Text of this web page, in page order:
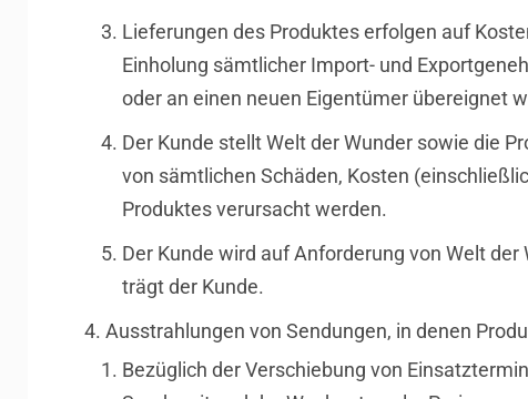
Lieferungen des Produktes erfolgen auf
Einholung sämtlicher Import- und
oder an einen neuen Eigentümer übereignet
Der Kunde stellt Welt der Wunder sowie die
von sämtlichen Schäden, Kosten
Produktes verursacht werden.
Der Kunde wird auf Anforderung von Welt
trägt der Kunde.
Ausstrahlungen von Sendungen, in denen
Bezüglich der Verschiebung von